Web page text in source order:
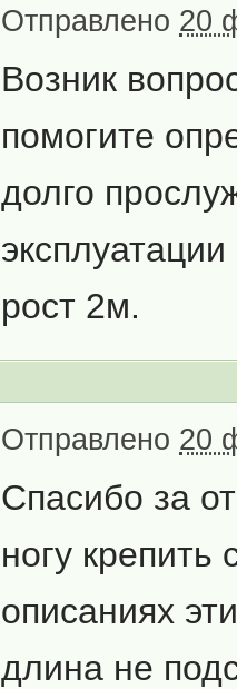
Отправлено 20
Возник
помогите
долго
рост 2м.
Отправлено 20
Спасибо за
ногу
описаниях
длина не